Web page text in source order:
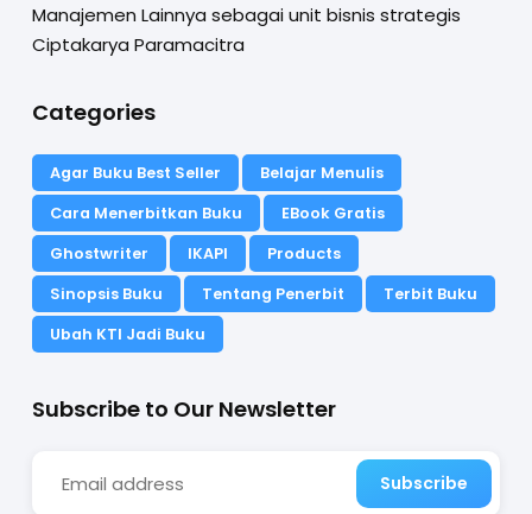
Manajemen Lainnya sebagai unit bisnis strategis
Ciptakarya Paramacitra
Categories
Agar Buku Best Seller
Belajar Menulis
Cara Menerbitkan Buku
EBook Gratis
Ghostwriter
IKAPI
Products
Sinopsis Buku
Tentang Penerbit
Terbit Buku
Ubah KTI Jadi Buku
Subscribe to Our Newsletter